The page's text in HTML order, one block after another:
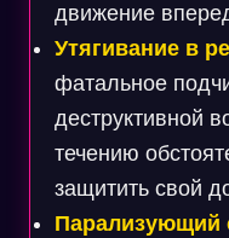
движение
Утягивание в
фатальное
деструктивной
течению
защитить свой
Парализующий